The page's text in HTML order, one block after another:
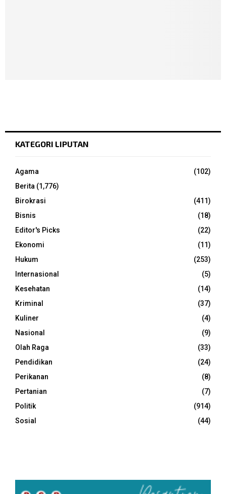
KATEGORI LIPUTAN
Agama
(102)
Berita (1,776)
Birokrasi
(411)
Bisnis
(18)
Editor's Picks
(22)
Ekonomi
(11)
Hukum
(253)
Internasional
(5)
Kesehatan
(14)
Kriminal
(37)
Kuliner
(4)
Nasional
(9)
Olah Raga
(33)
Pendidikan
(24)
Perikanan
(8)
Pertanian
(7)
Politik
(914)
Sosial
(44)